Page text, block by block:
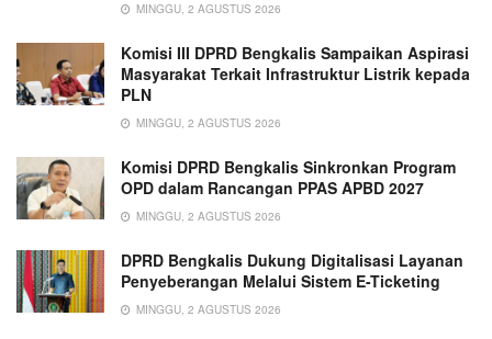
MINGGU, 2 AGUSTUS 2026
Komisi III DPRD Bengkalis Sampaikan Aspirasi
Masyarakat Terkait Infrastruktur Listrik kepada
PLN
MINGGU, 2 AGUSTUS 2026
Komisi DPRD Bengkalis Sinkronkan Program
OPD dalam Rancangan PPAS APBD 2027
MINGGU, 2 AGUSTUS 2026
DPRD Bengkalis Dukung Digitalisasi Layanan
Penyeberangan Melalui Sistem E-Ticketing
MINGGU, 2 AGUSTUS 2026